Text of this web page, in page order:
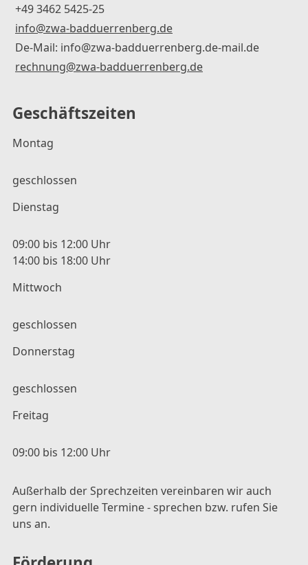
+49 3462 5425-25
info@zwa-badduerrenberg.de
De-Mail: info@zwa-badduerrenberg.de-mail.de
rechnung@zwa-badduerrenberg.de
Geschäftszeiten
Montag
geschlossen
Dienstag
09:00 bis 12:00 Uhr
14:00 bis 18:00 Uhr
Mittwoch
geschlossen
Donnerstag
geschlossen
Freitag
09:00 bis 12:00 Uhr
Außerhalb der Sprechzeiten vereinbaren wir auch
gern individuelle Termine - sprechen bzw. rufen Sie
uns an.